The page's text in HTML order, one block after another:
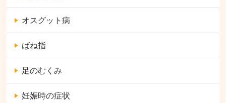
オスグット病
ばね指
足のむくみ
妊娠時の症状